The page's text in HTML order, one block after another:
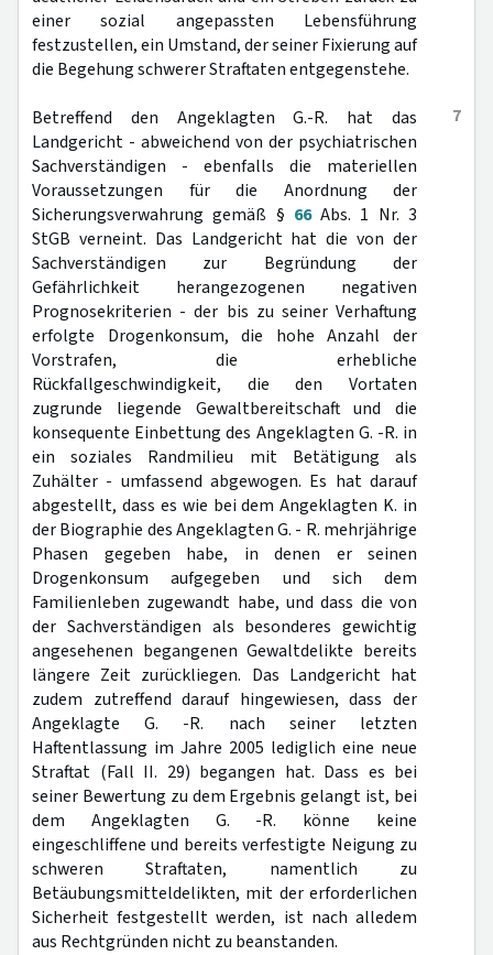
einer sozial angepassten Lebensführung
festzustellen, ein Umstand, der seiner Fixierung auf
die Begehung schwerer Straftaten entgegenstehe.
7
Betreffend den Angeklagten G.-R. hat das
Landgericht - abweichend von der psychiatrischen
Sachverständigen - ebenfalls die materiellen
Voraussetzungen für die Anordnung der
Sicherungsverwahrung gemäß § 66Abs. 1 Nr. 3
StGB verneint. Das Landgericht hat die von der
Sachverständigen zur Begründung der
Gefährlichkeit herangezogenen negativen
Prognosekriterien - der bis zu seiner Verhaftung
erfolgte Drogenkonsum, die hohe Anzahl der
Vorstrafen, die erhebliche
Rückfallgeschwindigkeit, die den Vortaten
zugrunde liegende Gewaltbereitschaft und die
konsequente Einbettung des Angeklagten G. -R. in
ein soziales Randmilieu mit Betätigung als
Zuhälter - umfassend abgewogen. Es hat darauf
abgestellt, dass es wie bei dem Angeklagten K. in
der Biographie des Angeklagten G. - R. mehrjährige
Phasen gegeben habe, in denen er seinen
Drogenkonsum aufgegeben und sich dem
Familienleben zugewandt habe, und dass die von
der Sachverständigen als besonderes gewichtig
angesehenen begangenen Gewaltdelikte bereits
längere Zeit zurückliegen. Das Landgericht hat
zudem zutreffend darauf hingewiesen, dass der
Angeklagte G. -R. nach seiner letzten
Haftentlassung im Jahre 2005 lediglich eine neue
Straftat (Fall II. 29) begangen hat. Dass es bei
seiner Bewertung zu dem Ergebnis gelangt ist, bei
dem Angeklagten G. -R. könne keine
eingeschliffene und bereits verfestigte Neigung zu
schweren Straftaten, namentlich zu
Betäubungsmitteldelikten, mit der erforderlichen
Sicherheit festgestellt werden, ist nach alledem
aus Rechtgründen nicht zu beanstanden.